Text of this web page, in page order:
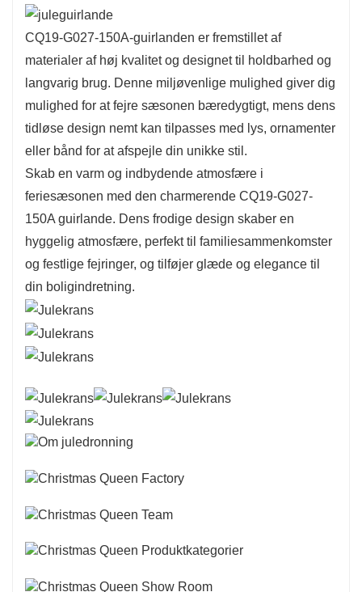
CQ19-G027-150A-guirlanden er fremstillet af
materialer af høj kvalitet og designet til holdbarhed og
langvarig brug. Denne miljøvenlige mulighed giver dig
mulighed for at fejre sæsonen bæredygtigt, mens dens
tidløse design nemt kan tilpasses med lys, ornamenter
eller bånd for at afspejle din unikke stil.
Skab en varm og indbydende atmosfære i
feriesæsonen med den charmerende CQ19-G027-
150A guirlande. Dens frodige design skaber en
hyggelig atmosfære, perfekt til familiesammenkomster
og festlige fejringer, og tilføjer glæde og elegance til
din boligindretning.